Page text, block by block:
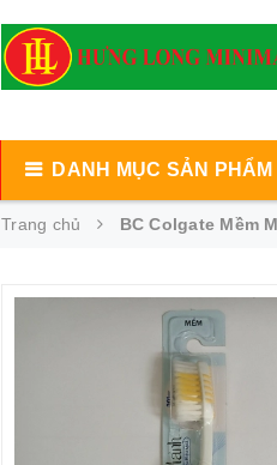
DANH MỤC SẢN PHẨM
Trang chủ BC Colgate Mềm